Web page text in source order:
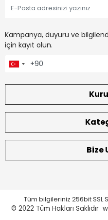
Kampanya, duyuru ve
için kayıt olun.
Bize
Tüm bilgileriniz 256bit SSL
© 2022 Tüm Hakları